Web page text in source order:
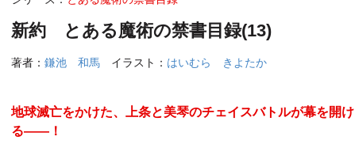
新約 とある魔術の禁書目録(13)
著者： 鎌池 和馬 イラスト： はいむら きよたか
地球滅亡をかけた、上条と美琴のチェイスバトルが幕を開け
る――！